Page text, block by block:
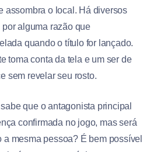
assombra o local. Há diversos
alguma razão que
quando o título for lançado.
toma conta da tela e um ser de
sem revelar seu rosto.
que o antagonista principal
confirmada no jogo, mas será
mesma pessoa? É bem possível